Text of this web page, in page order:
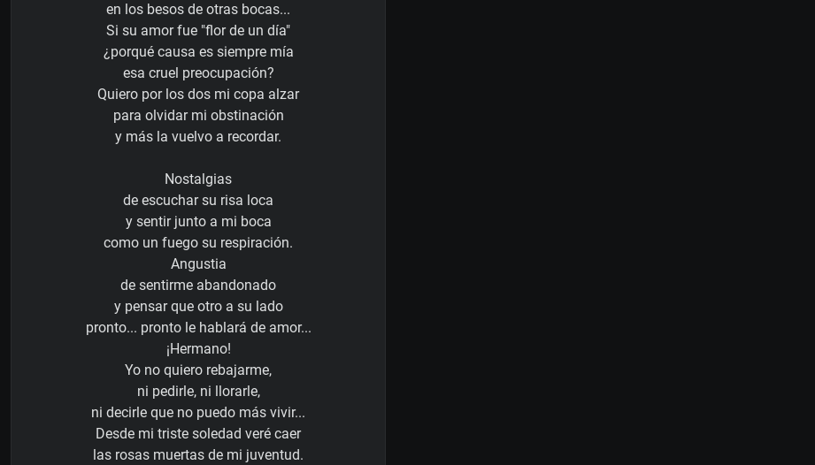
en los besos de otras bocas...
Si su amor fue "flor de un día"
¿porqué causa es siempre mía
esa cruel preocupación?
Quiero por los dos mi copa alzar
para olvidar mi obstinación
y más la vuelvo a recordar.
Nostalgias
de escuchar su risa loca
y sentir junto a mi boca
como un fuego su respiración.
Angustia
de sentirme abandonado
y pensar que otro a su lado
pronto... pronto le hablará de amor...
¡Hermano!
Yo no quiero rebajarme,
ni pedirle, ni llorarle,
ni decirle que no puedo más vivir...
Desde mi triste soledad veré caer
las rosas muertas de mi juventud.